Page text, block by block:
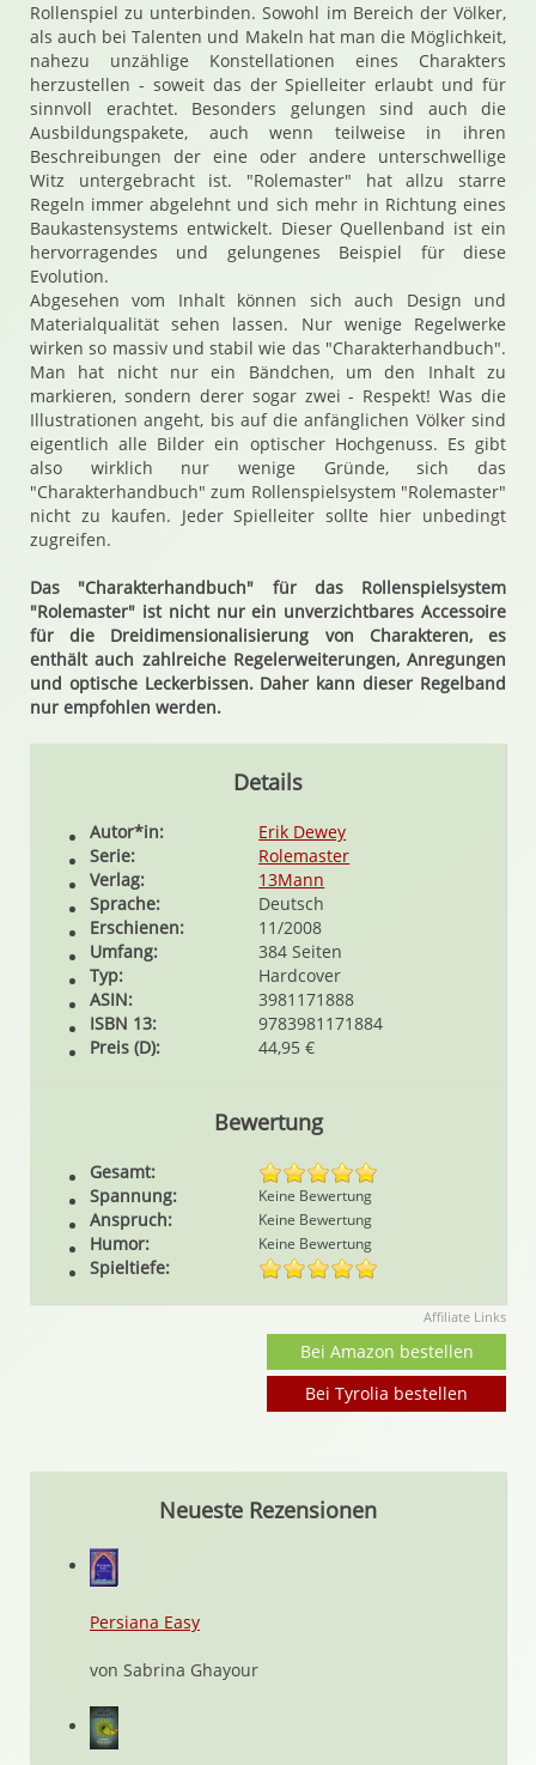
Rollenspiel zu unterbinden. Sowohl im Bereich der Völker,
als auch bei Talenten und Makeln hat man die Möglichkeit,
nahezu unzählige Konstellationen eines Charakters
herzustellen - soweit das der Spielleiter erlaubt und für
sinnvoll erachtet. Besonders gelungen sind auch die
Ausbildungspakete, auch wenn teilweise in ihren
Beschreibungen der eine oder andere unterschwellige
Witz untergebracht ist. "Rolemaster" hat allzu starre
Regeln immer abgelehnt und sich mehr in Richtung eines
Baukastensystems entwickelt. Dieser Quellenband ist ein
hervorragendes und gelungenes Beispiel für diese
Evolution.
Abgesehen vom Inhalt können sich auch Design und
Materialqualität sehen lassen. Nur wenige Regelwerke
wirken so massiv und stabil wie das "Charakterhandbuch".
Man hat nicht nur ein Bändchen, um den Inhalt zu
markieren, sondern derer sogar zwei - Respekt! Was die
Illustrationen angeht, bis auf die anfänglichen Völker sind
eigentlich alle Bilder ein optischer Hochgenuss. Es gibt
also wirklich nur wenige Gründe, sich das
"Charakterhandbuch" zum Rollenspielsystem "Rolemaster"
nicht zu kaufen. Jeder Spielleiter sollte hier unbedingt
zugreifen.
Das "Charakterhandbuch" für das Rollenspielsystem
"Rolemaster" ist nicht nur ein unverzichtbares Accessoire
für die Dreidimensionalisierung von Charakteren, es
enthält auch zahlreiche Regelerweiterungen, Anregungen
und optische Leckerbissen. Daher kann dieser Regelband
nur empfohlen werden.
Details
Autor*in:
Erik Dewey
Serie:
Rolemaster
Verlag:
13Mann
Sprache:
Deutsch
Erschienen:
11/2008
Umfang:
384 Seiten
Typ:
Hardcover
ASIN:
3981171888
ISBN 13:
9783981171884
Preis (D):
44,95 €
Bewertung
Gesamt:
Spannung:
Keine Bewertung
Anspruch: Keine Bewertung
Humor: Keine Bewertung
Spieltiefe:
Affiliate Links
Bei Amazon bestellen
Bei Tyrolia bestellen
Neueste Rezensionen
Persiana Easy
von Sabrina Ghayour